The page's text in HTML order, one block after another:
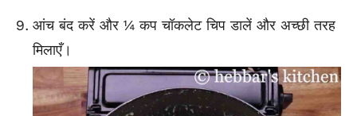
आंच बंद करें और ¼ कप चॉकलेट चिप डालें और अच्छी तरह
मिलाएँ।